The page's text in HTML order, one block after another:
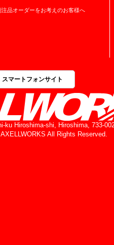
注品オーダーをお考えのお客様へ
スマートフォンサイト
ku Hiroshima-shi, Hiroshima, 733-
All Rights Reserved.